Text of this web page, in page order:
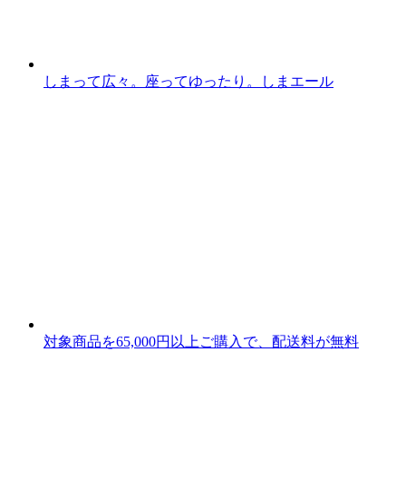
しまって広々。座ってゆったり。しまエール
対象商品を65,000円以上ご購入で、配送料が無料